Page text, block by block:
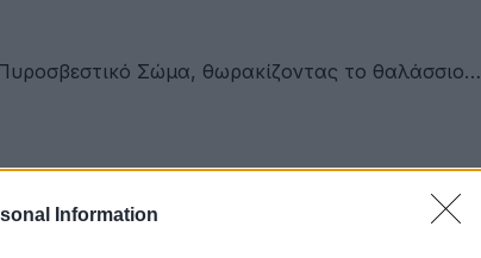
Information
Σώμα, θωρακίζοντας το θαλάσσιο…
του…